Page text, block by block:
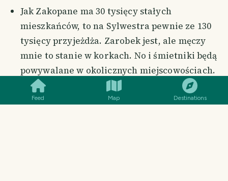
Feed Map Destinations
Jak Zakopane ma 30 tysięcy stałych
mieszkańców, to na Sylwestra pewnie ze 130
tysięcy przyjeżdża. Zarobek jest, ale męczy
mnie to stanie w korkach. No i śmietniki będą
powywalane w okolicznych miejscowościach.
To jakaś tradycja u Was, wywalanie